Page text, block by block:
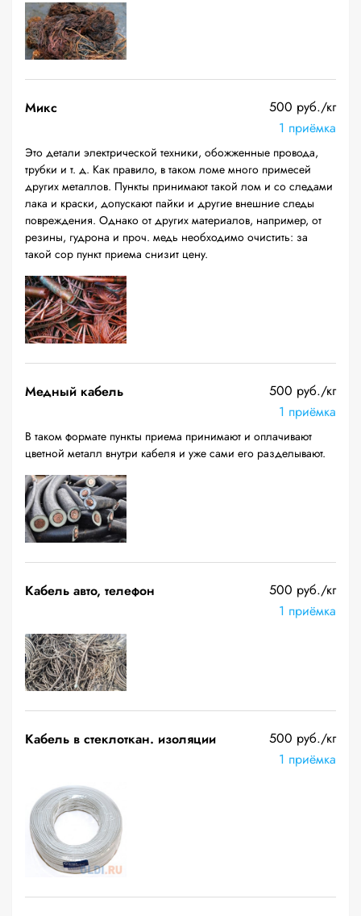
Микс
500 руб./кг
1 приёмка
Это детали электрической техники, обожженные провода,
трубки и т. д. Как правило, в таком ломе много примесей
других металлов. Пункты принимают такой лом и со следами
лака и краски, допускают пайки и другие внешние следы
повреждения. Однако от других материалов, например, от
резины, гудрона и проч. медь необходимо очистить: за
такой сор пункт приема снизит цену.
Медный кабель
500 руб./кг
1 приёмка
В таком формате пункты приема принимают и оплачивают
цветной металл внутри кабеля и уже сами его разделывают.
Кабель авто, телефон
500 руб./кг
1 приёмка
Кабель в стеклоткан. изоляции
500 руб./кг
1 приёмка